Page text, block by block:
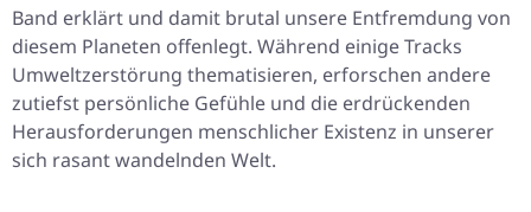
Band erklärt und damit brutal unsere Entfremdung von
diesem Planeten offenlegt. Während einige Tracks
Umweltzerstörung thematisieren, erforschen andere
zutiefst persönliche Gefühle und die erdrückenden
Herausforderungen menschlicher Existenz in unserer
sich rasant wandelnden Welt.